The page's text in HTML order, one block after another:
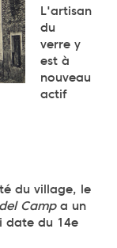
L'artisanat
du
verre y
est à
nouveau
actif
du village, le
Camp a un
date du 14e